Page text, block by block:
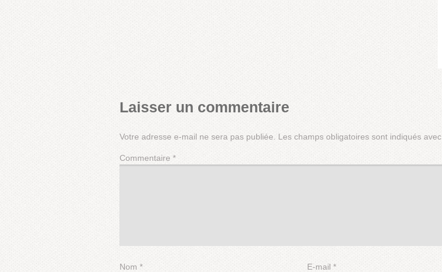
Laisser un commentaire
Votre adresse e-mail ne sera pas publiée. Les champs obligatoires sont indiqués avec
Commentaire *
Nom * E-mail *